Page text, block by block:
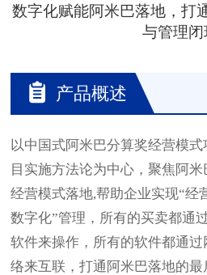
数字化赋能阿米巴落地，打
与管理闭
产品概述
以中国式阿米巴分算奖经营模式
目实施方法论为中心，聚焦阿米
经营模式落地,帮助企业实现“经
数字化”管理，所有的买卖都通
软件来操作，所有的软件都通过
络来互联，打通阿米巴落地的最